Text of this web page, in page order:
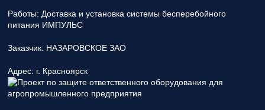
Работы: Доставка и установка системы бесперебойного
питания ИМПУЛЬС
Заказчик: НАЗАРОВСКОЕ ЗАО
Адрес: г. Красноярск